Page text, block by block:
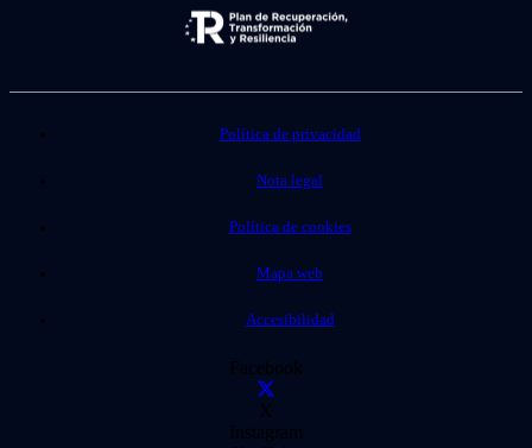
Política de privacidad
Nota legal
Política de cookies
Mapa web
Accesibilidad
Facebook
X
Instagram